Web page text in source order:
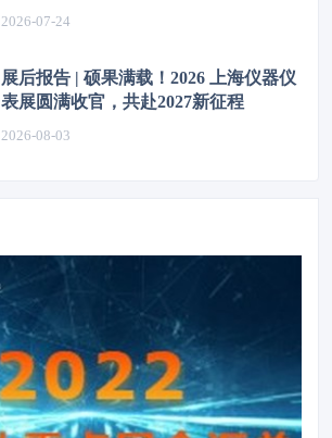
2026-07-24
展后报告 | 硕果满载！2026 上海仪器仪
表展圆满收官，共赴2027新征程
2026-08-03